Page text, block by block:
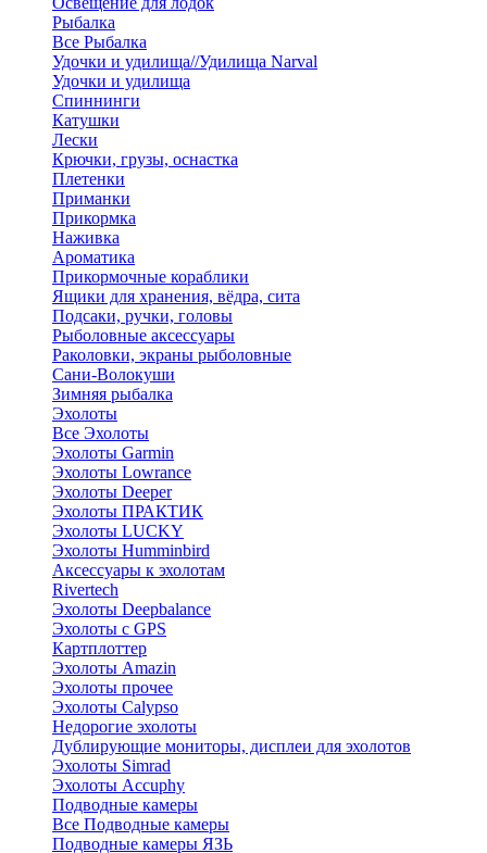
Рыбалка
Все Рыбалка
Удочки и удилища//Удилища Narval
Удочки и удилища
Спиннинги
Катушки
Лески
Крючки, грузы, оснастка
Плетенки
Приманки
Прикормка
Наживка
Ароматика
Прикормочные кораблики
Ящики для хранения, вёдра, сита
Подсаки, ручки, головы
Рыболовные аксессуары
Раколовки, экраны рыболовные
Сани-Волокуши
Зимняя рыбалка
Эхолоты
Все Эхолоты
Эхолоты Garmin
Эхолоты Lowrance
Эхолоты Deeper
Эхолоты ПРАКТИК
Эхолоты LUCKY
Эхолоты Humminbird
Аксессуары к эхолотам
Rivertech
Эхолоты Deepbalance
Эхолоты с GPS
Картплоттер
Эхолоты Amazin
Эхолоты прочее
Эхолоты Calypso
Недорогие эхолоты
Дублирующие мониторы, дисплеи для эхолотов
Эхолоты Simrad
Эхолоты Accuphy
Подводные камеры
Все Подводные камеры
Подводные камеры ЯЗЬ